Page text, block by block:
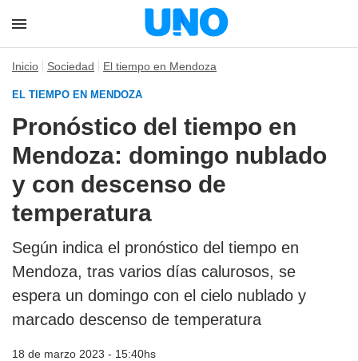
Inicio Sociedad El tiempo en Mendoza
EL TIEMPO EN MENDOZA
Pronóstico del tiempo en
Mendoza: domingo nublado
y con descenso de
temperatura
Según indica el pronóstico del tiempo en
Mendoza, tras varios días calurosos, se
espera un domingo con el cielo nublado y
marcado descenso de temperatura
18 de marzo 2023 - 15:40hs